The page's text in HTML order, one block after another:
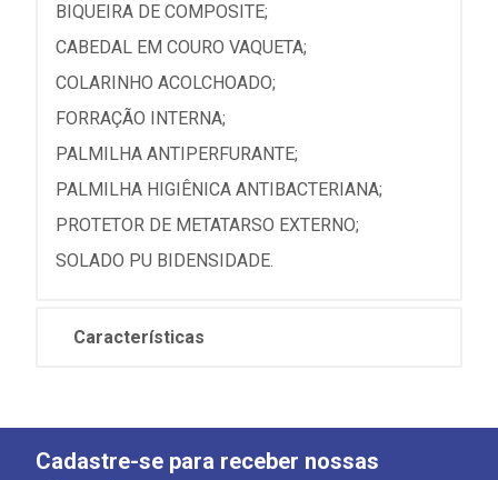
BIQUEIRA DE COMPOSITE;
CABEDAL EM COURO VAQUETA;
COLARINHO ACOLCHOADO;
FORRAÇÃO INTERNA;
PALMILHA ANTIPERFURANTE;
PALMILHA HIGIÊNICA ANTIBACTERIANA;
PROTETOR DE METATARSO EXTERNO;
SOLADO PU BIDENSIDADE.
Características
Cadastre-se para receber nossas